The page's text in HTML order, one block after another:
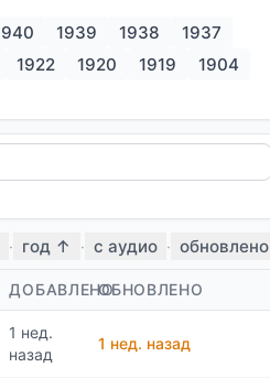
1939 1938
1937
1922 1920 1919
1904
· год ↑ · с аудио · обновлено
ДОБАВЛЕНООБНОВЛЕНО
1 нед.
назад
1 нед. назад